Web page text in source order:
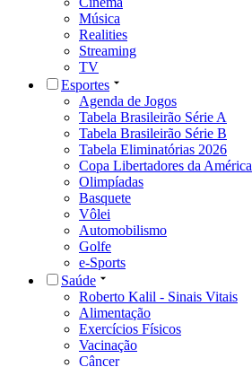
Música
Realities
Streaming
TV
Esportes
Agenda de Jogos
Tabela Brasileirão Série A
Tabela Brasileirão Série B
Tabela Eliminatórias 2026
Copa Libertadores da América
Olimpíadas
Basquete
Vôlei
Automobilismo
Golfe
e-Sports
Saúde
Roberto Kalil - Sinais Vitais
Alimentação
Exercícios Físicos
Vacinação
Câncer